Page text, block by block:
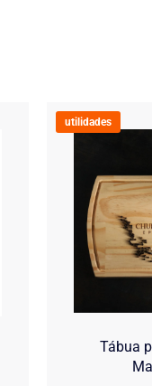
utilidades
Tábua